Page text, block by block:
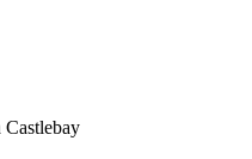
Castlebay